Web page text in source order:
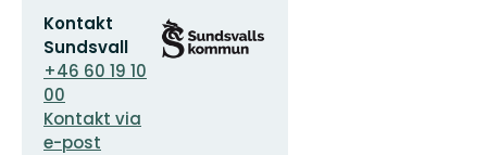
E-
postadress
Kontakt
Sundsvall
+46 60 19 10
00
Kontakt via
e-post
Organisationens
logotyp